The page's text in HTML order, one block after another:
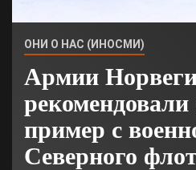
ОНИ О НАС (ИНОСМИ)
Армии
рекомендовали
пример с
Северного